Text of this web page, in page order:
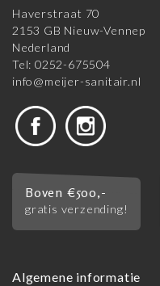
Haverstraat 70
2153 GB Nieuw-Vennep
Nederland
Tel: 0252-675504
info@meijer-sanitair.nl
Boven €500,-
gratis verzending!
Algemene informatie